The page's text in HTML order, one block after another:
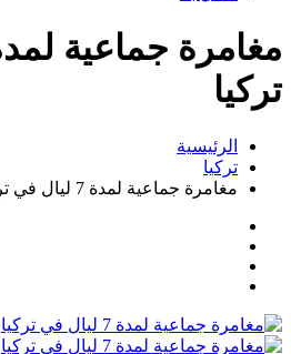
تركيا
الرئيسية
تركيا
مغامرة جماعية لمدة 7 ليال في تركيا